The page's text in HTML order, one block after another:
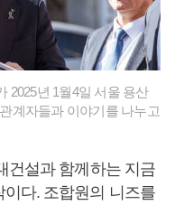
2025년 1월4일 서울 용산
계자들과 이야기를 나누고
건설과 함께하는 지금
다. 조합원의 니즈를